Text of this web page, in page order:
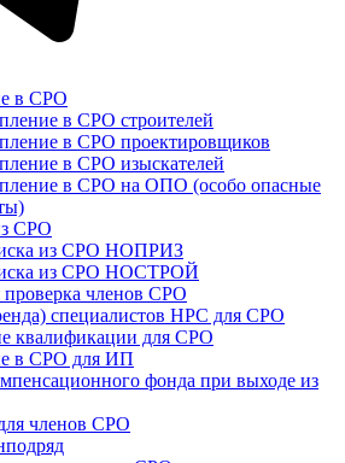
в СРО
в СРО строителей
в СРО проектировщиков
в СРО изыскателей
в СРО на ОПО (особо опасные
СРО
из СРО НОПРИЗ
из СРО НОСТРОЙ
проверка членов СРО
специалистов НРС для СРО
квалификации для СРО
в СРО для ИП
фонда при выходе из
членов СРО